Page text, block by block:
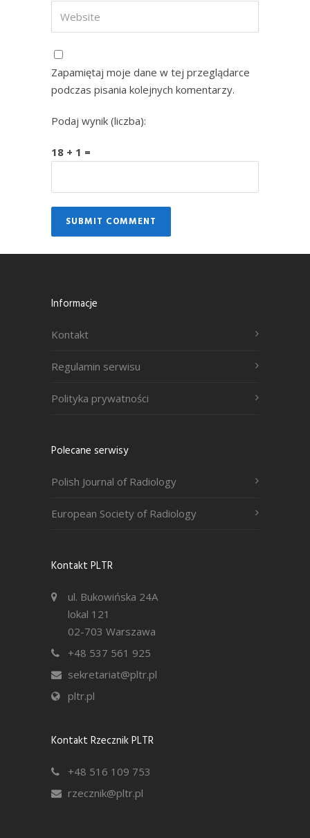
Zapamiętaj moje dane w tej przeglądarce
podczas pisania kolejnych komentarzy.
Podaj wynik (liczba):
18 + 1 =
Informacje
Kontakt
Regulamin serwisu
Polityka prywatności
Polecane serwisy
Polish Journal of Radiology
European Society of Radiology
Kontakt PLTR
ul. Bukowińska 24A
lokal 121
02-703 Warszawa
+48 537 561 925
sekretariat@pltr.pl
pltr.pl
Kontakt Rzecznik PLTR
+48 516 109 753
rzecznik@pltr.pl